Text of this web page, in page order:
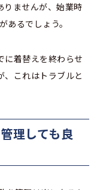
りませんが、始業時
るでしょう。
に着替えを終わらせ
、これはトラブルと
理しても良